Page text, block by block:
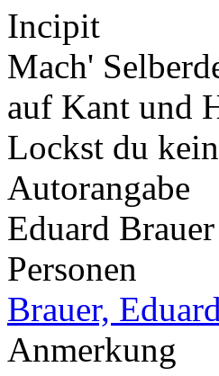
Incipit
Mach'
auf Kant und
Lockst du
Autorangabe
Eduard Brauer
Personen
Brauer, Eduard
Anmerkung